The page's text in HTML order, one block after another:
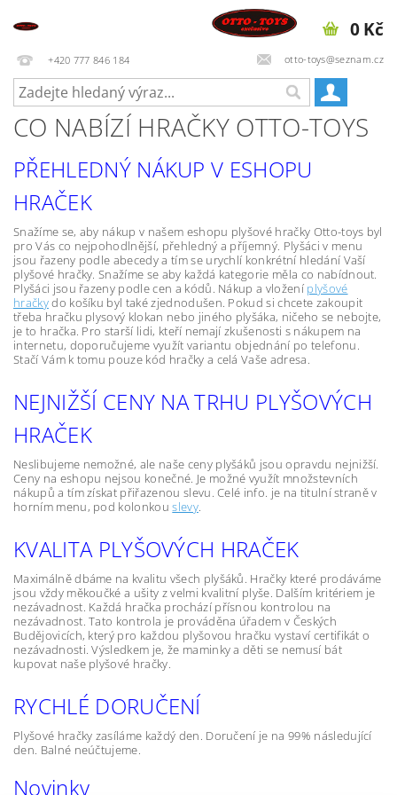
+420 777 846 184 otto-toys@seznam.cz
0 Kč
CO NABÍZÍ HRAČKY OTTO-TOYS
PŘEHLEDNÝ NÁKUP V ESHOPU
HRAČEK
Snažíme se, aby nákup v našem eshopu plyšové hračky Otto-toys byl
pro Vás co nejpohodlnější, přehledný a příjemný. Plyšáci v menu
jsou řazeny podle abecedy a tím se urychlí konkrétní hledání Vaší
plyšové hračky. Snažíme se aby každá kategorie měla co nabídnout.
Plyšáci jsou řazeny podle cen a kódů. Nákup a vložení plyšové
hračkydo košíku byl také zjednodušen. Pokud si chcete zakoupit
třeba hračku plysový klokan nebo jiného plyšáka, ničeho se nebojte,
je to hračka. Pro starší lidi, kteří nemají zkušenosti s nákupem na
internetu, doporučujeme využít variantu objednání po telefonu.
Stačí Vám k tomu pouze kód hračky a celá Vaše adresa.
NEJNIŽŠÍ CENY NA TRHU PLYŠOVÝCH
HRAČEK
Neslibujeme nemožné, ale naše ceny plyšáků jsou opravdu nejnižší.
Ceny na eshopu nejsou konečné. Je možné využít množstevních
nákupů a tím získat přiřazenou slevu. Celé info. je na titulní straně v
horním menu, pod kolonkouslevy.
KVALITA PLYŠOVÝCH HRAČEK
Maximálně dbáme na kvalitu všech plyšáků. Hračky které prodáváme
jsou vždy měkoučké a ušity z velmi kvalitní plyše. Dalším kritériem je
nezávadnost. Každá hračka prochází přísnou kontrolou na
nezávadnost. Tato kontrola je prováděna úřadem v Českých
Budějovicích, který pro každou plyšovou hračku vystaví certifikát o
nezávadnosti. Výsledkem je, že maminky a děti se nemusí bát
kupovat naše plyšové hračky.
RYCHLÉ DORUČENÍ
Plyšové hračky zasíláme každý den. Doručení je na 99% následující
den. Balné neúčtujeme.
Novinky